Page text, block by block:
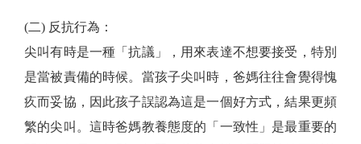
(二) 反抗行為：
尖叫有時是一種「抗議」，用來表達不想要接受，特別
是當被責備的時候。當孩子尖叫時，爸媽往往會覺得愧
疚而妥協，因此孩子誤認為這是一個好方式，結果更頻
繁的尖叫。這時爸媽教養態度的「一致性」是最重要的